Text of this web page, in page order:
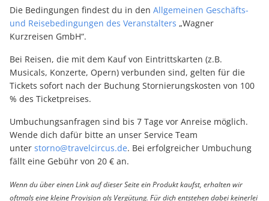
Die Bedingungen findest du in den Allgemeinen Geschäfts-
und Reisebedingungen des Veranstalters „Wagner
Kurzreisen GmbH“.
Bei Reisen, die mit dem Kauf von Eintrittskarten (z.B.
Musicals, Konzerte, Opern) verbunden sind, gelten für die
Tickets sofort nach der Buchung Stornierungskosten von 100
% des Ticketpreises.
Umbuchungsanfragen sind bis 7 Tage vor Anreise möglich.
Wende dich dafür bitte an unser Service Team
unter storno@travelcircus.de. Bei erfolgreicher Umbuchung
fällt eine Gebühr von 20 € an.
Wenn du über einen Link auf dieser Seite ein Produkt kaufst, erhalten wir
oftmals eine kleine Provision als Vergütung. Für dich entstehen dabei keinerlei